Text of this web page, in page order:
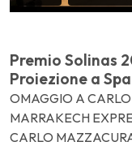
Premio Solinas
Proiezione a
OMAGGIO A
MARRAKECH
CARLO